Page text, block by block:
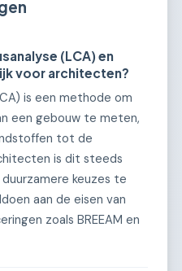
(LCA) en
voor architecten?
is een methode om
een gebouw te meten,
tot de
is dit steeds
keuzes te
aan de eisen van
zoals BREEAM en